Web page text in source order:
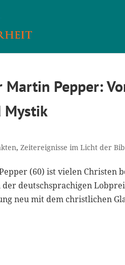
Martin Pepper:
,Zeitereignisse im Licht der
(60) ist vielen Christen
deutschsprachigen
neu mit dem christlichen